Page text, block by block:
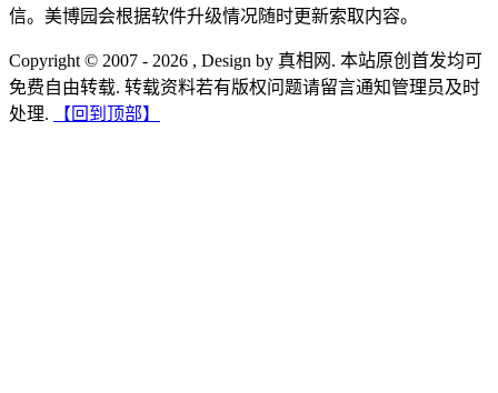
信。美博园会根据软件升级情况随时更新索取内容。
Copyright © 2007 - 2026 , Design by 真相网. 本站原创首发均可
免费自由转载. 转载资料若有版权问题请留言通知管理员及时
处理.
【回到顶部】